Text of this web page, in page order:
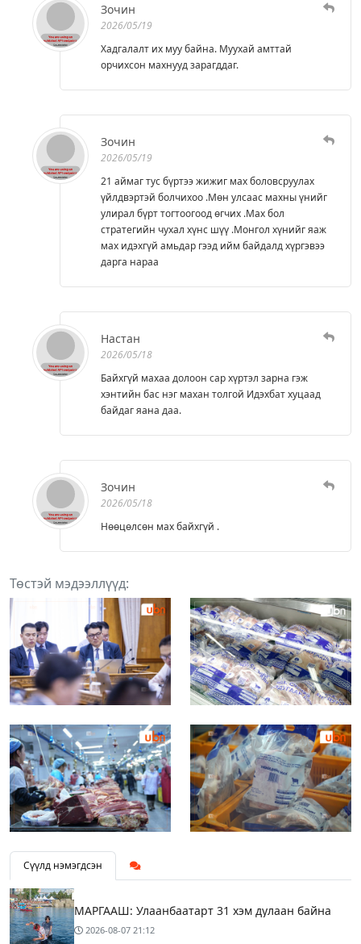
Зочин
2026/05/19
Хадгалалт их муу байна. Муухай амттай
орчихсон махнууд зарагддаг.
Зочин
2026/05/19
21 аймаг тус бүртээ жижиг мах боловсруулах
үйлдвэртэй болчихоо .Мөн улсаас махны үнийг
улирал бүрт тогтоогоод өгчих .Мах бол
стратегийн чухал хүнс шүү .Монгол хүнийг яаж
мах идэхгүй амьдар гээд ийм байдалд хүргэвээ
дарга нараа
Настан
2026/05/18
Байхгүй махаа долоон сар хүртэл зарна гэж
хэнтийн бас нэг махан толгой Идэхбат хуцаад
байдаг яана даа.
Зочин
2026/05/18
Нөөцөлсөн мах байхгүй .
Төстэй мэдээллүүд:
Сүүлд нэмэгдсэн
МАРГААШ: Улаанбаатарт 31 хэм дулаан байна
2026-08-07 21:12